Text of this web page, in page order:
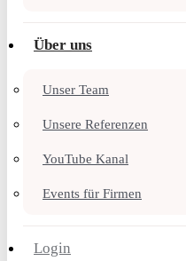
Über uns
Unser Team
Unsere Referenzen
YouTube Kanal
Events für Firmen
Login